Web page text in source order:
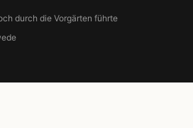
durch die Vorgärten führte